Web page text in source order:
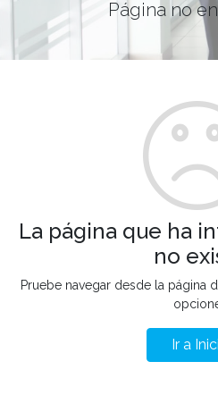
Página no
La página que ha
no
Pruebe navegar desde la página
Ir a